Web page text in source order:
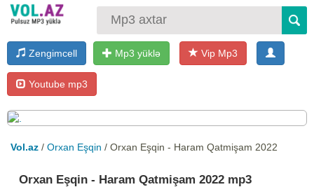
Zengimcell Mp3 yüklə Vip Mp3
Youtube mp3
Vol.az / Orxan Eşqin / Orxan Eşqin - Haram Qatmişam 2022
Orxan Eşqin - Haram Qatmişam 2022 mp3